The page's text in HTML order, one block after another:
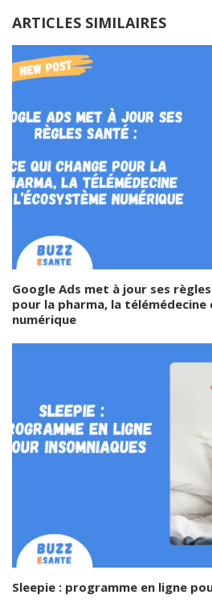
ARTICLES SIMILAIRES
Google Ads met à jour ses
pour la pharma, la télémédecine
numérique
Sleepie : programme en ligne